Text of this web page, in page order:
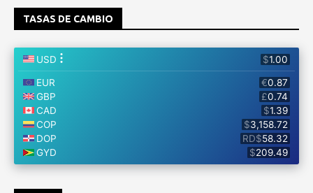
TASAS DE CAMBIO